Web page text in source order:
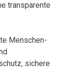
transparente
Menschen-
sichere